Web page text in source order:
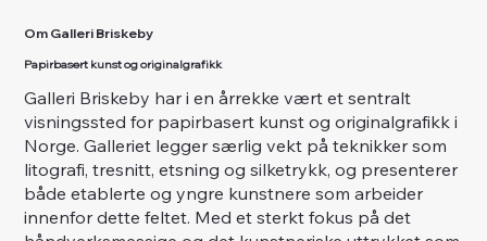
Om Galleri Briskeby
Papirbasert kunst og originalgrafikk
Galleri Briskeby har i en årrekke vært et sentralt
visningssted for papirbasert kunst og originalgrafikk i
Norge. Galleriet legger særlig vekt på teknikker som
litografi, tresnitt, etsning og silketrykk, og presenterer
både etablerte og yngre kunstnere som arbeider
innenfor dette feltet. Med et sterkt fokus på det